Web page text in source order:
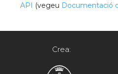
API (vegeu Documentació
Crea: